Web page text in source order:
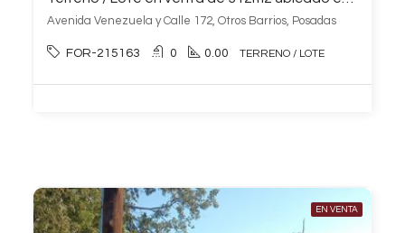
Avenida Venezuela y Calle 172, Otros Barrios, Posadas
FOR-215163 0 0.00 TERRENO / LOTE
EN VENTA